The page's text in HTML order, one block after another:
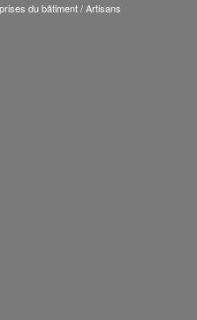
du bâtiment / Artisans